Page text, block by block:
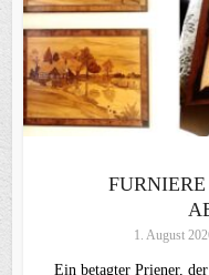
1. August
Ein betagter Priener,